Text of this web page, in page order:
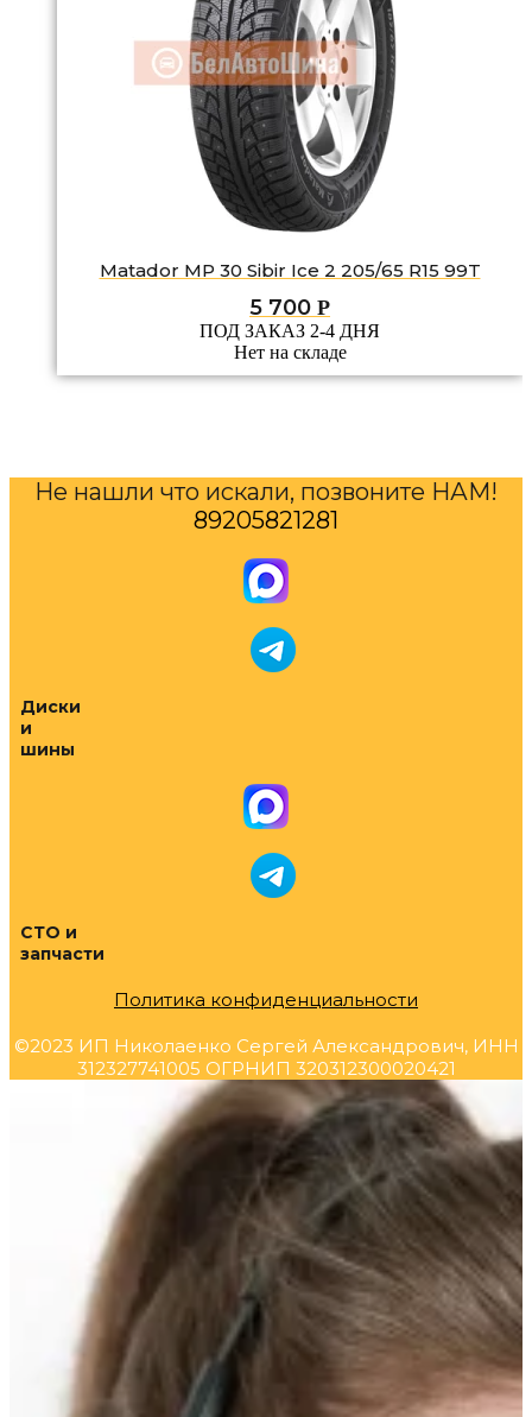
Matador MP 30 Sibir Ice 2 205/65 R15 99T
5 700 Р
ПОД ЗАКАЗ 2-4 ДНЯ
Нет на складе
Не нашли что искали, позвоните НАМ!
89205821281
Диски
и
шины
СТО и
запчасти
Политика конфиденциальности
©2023 ИП Николаенко Сергей Александрович, ИНН
312327741005 ОГРНИП 320312300020421